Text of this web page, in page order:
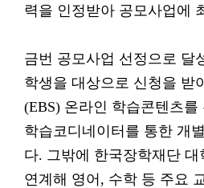
력을 인정받아 공모사업에
금번 공모사업 선정으로 달
학생을 대상으로 신청을 받
(EBS) 온라인 학습콘텐츠
학습코디네이터를 통한 개
다. 그밖에 한국장학재단
연계해 영어, 수학 등 주요